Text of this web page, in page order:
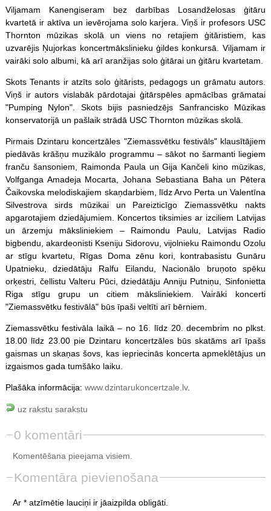
Viljamam Kanengiseram bez darbības Losandželosas ģitāru
kvartetā ir aktīva un ievērojama solo karjera. Viņš ir profesors USC
Thornton mūzikas skolā un viens no retajiem ģitāristiem, kas
uzvarējis Ņujorkas koncertmākslinieku ģildes konkursā. Viljamam ir
vairāki solo albumi, kā arī aranžijas solo ģitārai un ģitāru kvartetam.
Skots Tenants ir atzīts solo ģitārists, pedagogs un grāmatu autors.
Viņš ir autors vislabāk pārdotajai ģitārspēlesapmācības grāmatai
"Pumping Nylon". Skots bijis pasniedzējs Sanfrancisko Mūzikas
konservatorijā un pašlaik strādā USC Thornton mūzikas skolā.
Pirmais Dzintaru koncertzāles "Ziemassvētku festivāls" klausītājiem
piedāvās krāšņu muzikālo programmu – sākot no šarmanti liegiem
franču šansoniem, Raimonda Paula un Gija Kančeli kino mūzikas,
Volfganga Amadeja Mocarta, Johana Sebastiana Baha un Pētera
Čaikovska melodiskajiem skaņdarbiem, līdz Arvo Perta un Valentīna
Silvestrova sirds mūzikai un Pareizticīgo Ziemassvētku nakts
apgarotajiem dziedājumiem. Koncertos tiksimies ar izciliem Latvijas
un ārzemju māksliniekiem – Raimondu Paulu, Latvijas Radio
bigbendu, akardeonisti Kseniju Sidorovu, vijolnieku Raimondu Ozolu
ar stīgu kvartetu, Rīgas Doma zēnu kori, kontrabasistu Gunāru
Upatnieku, dziedātāju Ralfu Eilandu, Nacionālo bruņoto spēku
orķestri, čellistu Valteru Pūci, dziedātāju Anniju Putniņu, Sinfonietta
Riga stīgu grupu un citiem māksliniekiem. Vairāki koncerti
"Ziemassvētku festivālā" būs īpaši veltīti arī bērniem.
Ziemassvētku festivāla laikā – no 16. līdz 20. decembrim no plkst.
18.00 līdz 23.00 pie Dzintaru koncertzāles būs skatāms arī īpašs
gaismas un skaņas šovs, kas iepriecinās koncerta apmeklētājus un
izgaismos gada tumšāko laiku.
Plašāka informācija: www.dzintarukoncertzale.lv.
uz rakstu sarakstu
0 komentāri
Komentēšana pieejama visiem.
Komentāra pievienošana
Ar * atzīmētie lauciņi ir jāaizpilda obligāti.